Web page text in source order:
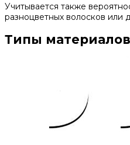
Учитывается также
разноцветных волосков или
Типы